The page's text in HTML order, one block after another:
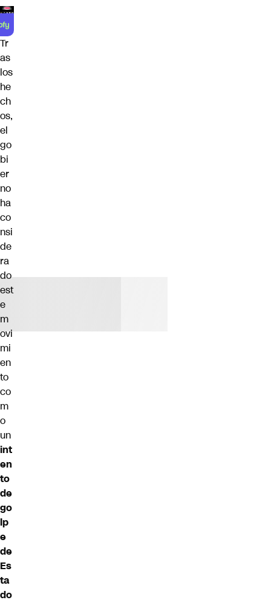
Tr
as
los
he
ch
os,
el
go
bi
er
no
ha
co
nsi
de
ra
do
est
e
m
ovi
mi
en
to
co
m
o
un
int
en
to
de
go
lp
e
de
Es
ta
do